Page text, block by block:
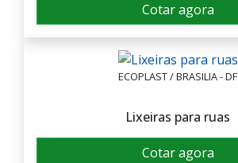
Cotar agora
ECOPLAST / BRASILIA - DF
Lixeiras para ruas
Cotar agora